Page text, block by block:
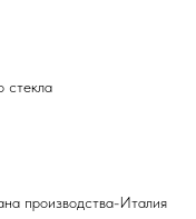
стекла
производства-Италия